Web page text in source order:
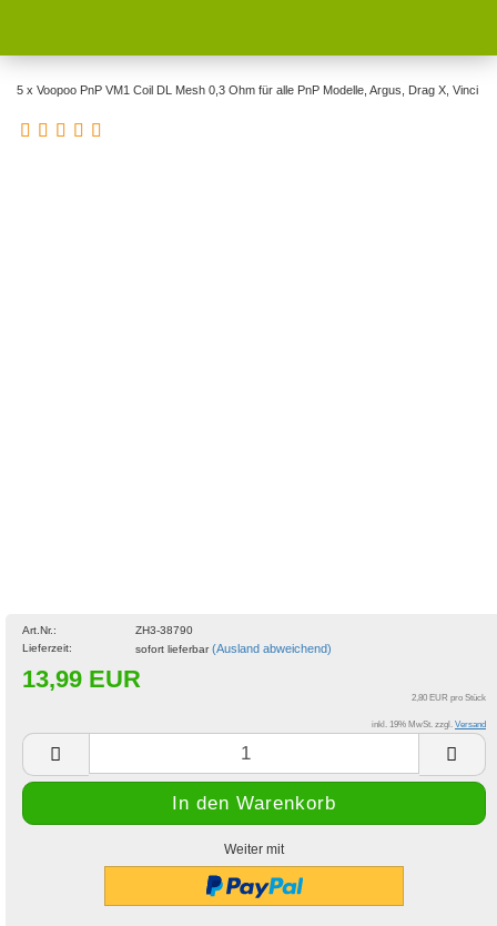
5 x Voopoo PnP VM1 Coil DL Mesh 0,3 Ohm für alle PnP Modelle, Argus, Drag X, Vinci
Art.Nr.:
ZH3-38790
Lieferzeit:
sofort lieferbar(Ausland abweichend)
13,99 EUR
2,80 EUR pro Stück
inkl. 19% MwSt. zzgl. Versand
Weiter mit